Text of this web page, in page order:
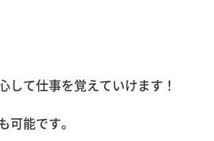
て仕事を覚えていけます！
能です。